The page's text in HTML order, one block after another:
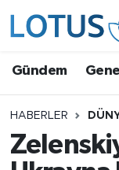
Gündem Genel
HABERLER
Ekonomi
Dünya